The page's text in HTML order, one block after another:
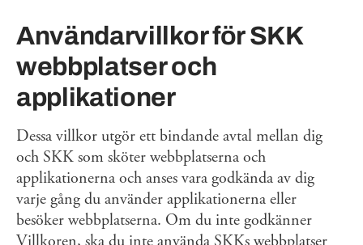
Användarvillkor för SKK
webbplatser och
applikationer
Dessa villkor utgör ett bindande avtal mellan dig
och SKK som sköter webbplatserna och
applikationerna och anses vara godkända av dig
varje gång du använder applikationerna eller
besöker webbplatserna. Om du inte godkänner